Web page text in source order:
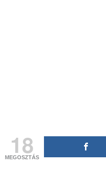
18
MEGOSZTÁS